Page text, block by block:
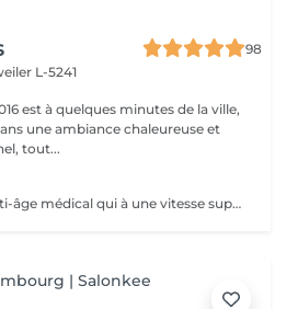
98
L-5241
est à quelques minutes de la ville,
une ambiance chaleureuse et
tout...
JET PEEL est un soin anti-âge médical qui à une vitesse supersonique et sans contact avec la peau fera pénétrer des principes actifs ciblés dans les couches profondes de la peau. Comblement, volumisation, hydratation profonde, oxygénation des tissus, atténuation de plis, rides Dès une séance on voit le résultat. RECOMMANDE EN CURE POUR UN RESULTAT OPTIMAL